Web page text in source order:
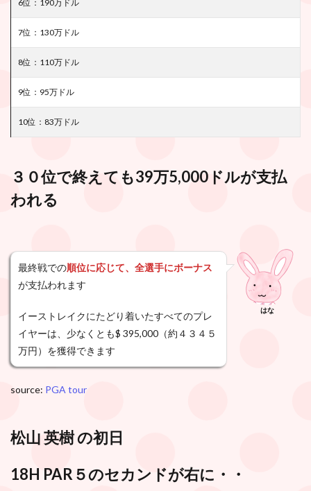
6位：190万ドル
7位：130万ドル
8位：110万ドル
9位：95万ドル
10位：83万ドル
３０位で終えても39万5,000ドルが支払
われる
最終戦での順位に応じて、全選手にボーナス
が支払われます
イーストレイクにたどり着いたすべてのプレ
イヤーは、少なくとも$ 395,000（約４３４５
万円）を獲得できます
はな
source: PGA tour
松山 英樹 の初日
18H PAR５のセカンドが右に・・